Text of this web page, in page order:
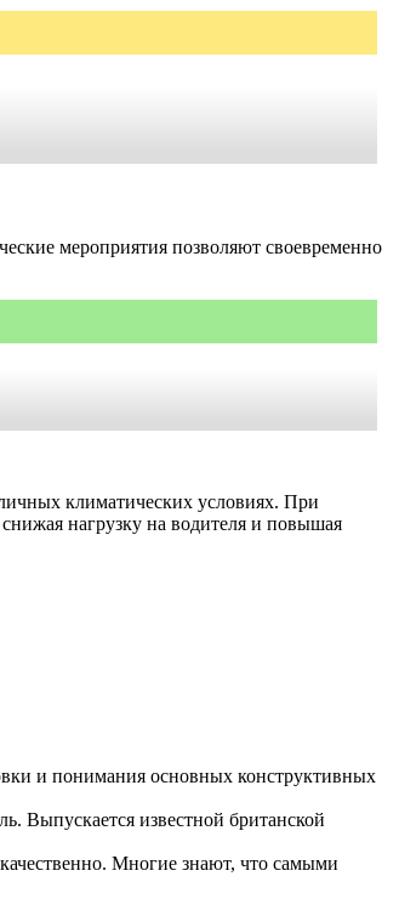
мероприятия позволяют своевременно
климатических условиях. При
нагрузку на водителя и повышая
и понимания основных конструктивных
Выпускается известной британской
Многие знают, что самыми